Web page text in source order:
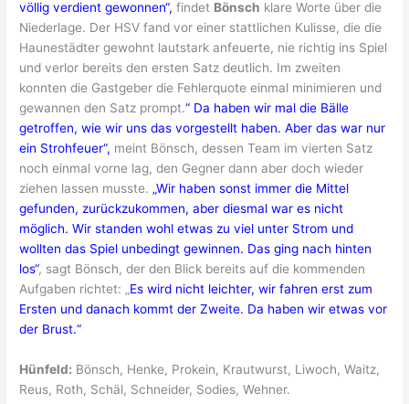
völlig verdient gewonnen“, findet Bönsch klare Worte über die
Niederlage. Der HSV fand vor einer stattlichen Kulisse, die die
Haunestädter gewohnt lautstark anfeuerte, nie richtig ins Spiel
und verlor bereits den ersten Satz deutlich. Im zweiten
konnten die Gastgeber die Fehlerquote einmal minimieren und
gewannen den Satz prompt.“ Da haben wir mal die Bälle
getroffen, wie wir uns das vorgestellt haben. Aber das war nur
ein Strohfeuer“, meint Bönsch, dessen Team im vierten Satz
noch einmal vorne lag, den Gegner dann aber doch wieder
ziehen lassen musste. „Wir haben sonst immer die Mittel
gefunden, zurückzukommen, aber diesmal war es nicht
möglich. Wir standen wohl etwas zu viel unter Strom und
wollten das Spiel unbedingt gewinnen. Das ging nach hinten
los“, sagt Bönsch, der den Blick bereits auf die kommenden
Aufgaben richtet: „ Es wird nicht leichter, wir fahren erst zum
Ersten und danach kommt der Zweite. Da haben wir etwas vor
der Brust.“
Hünfeld: Bönsch, Henke, Prokein, Krautwurst, Liwoch, Waitz,
Reus, Roth, Schäl, Schneider, Sodies, Wehner.